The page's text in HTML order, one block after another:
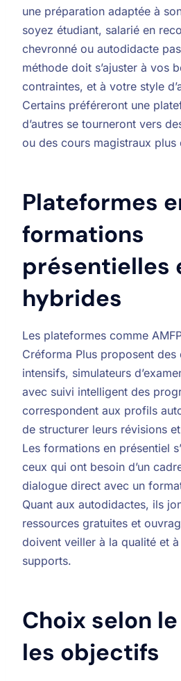
une préparation adaptée à
soyez étudiant, salarié en
chevronné ou autodidacte
méthode doit s’ajuster à vos
contraintes, et à votre style
Certains préféreront une
d’autres se tourneront vers
ou des cours magistraux plus
Plateformes
formations
présentielles
hybrides
Les plateformes comme
Créforma Plus proposent des
intensifs, simulateurs
avec suivi intelligent des
correspondent aux profils
de structurer leurs révisions et
Les formations en présentiel
ceux qui ont besoin d’un
dialogue direct avec un
Quant aux autodidactes, ils
ressources gratuites et
doivent veiller à la qualité et à
supports.
Choix selon
les objectifs